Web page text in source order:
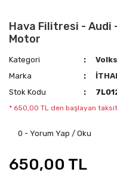
Hava Filitresi - Audi
Motor
Kategori
Marka
Stok Kodu
* 650,00 TL den başlayan
0 - Yorum Yap / Oku
650,00 TL